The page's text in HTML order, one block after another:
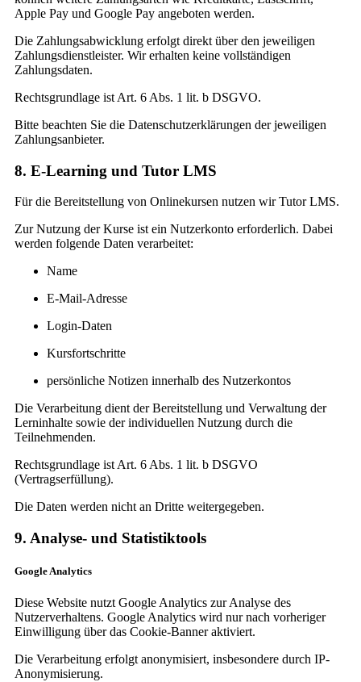
Apple Pay und Google Pay angeboten werden.
Die Zahlungsabwicklung erfolgt direkt über den jeweiligen
Zahlungsdienstleister. Wir erhalten keine vollständigen
Zahlungsdaten.
Rechtsgrundlage ist Art. 6 Abs. 1 lit. b DSGVO.
Bitte beachten Sie die Datenschutzerklärungen der jeweiligen
Zahlungsanbieter.
8. E-Learning und Tutor LMS
Für die Bereitstellung von Onlinekursen nutzen wir Tutor LMS.
Zur Nutzung der Kurse ist ein Nutzerkonto erforderlich. Dabei
werden folgende Daten verarbeitet:
Name
E-Mail-Adresse
Login-Daten
Kursfortschritte
persönliche Notizen innerhalb des Nutzerkontos
Die Verarbeitung dient der Bereitstellung und Verwaltung der
Lerninhalte sowie der individuellen Nutzung durch die
Teilnehmenden.
Rechtsgrundlage ist Art. 6 Abs. 1 lit. b DSGVO
(Vertragserfüllung).
Die Daten werden nicht an Dritte weitergegeben.
9. Analyse- und Statistiktools
Google Analytics
Diese Website nutzt Google Analytics zur Analyse des
Nutzerverhaltens. Google Analytics wird nur nach vorheriger
Einwilligung über das Cookie-Banner aktiviert.
Die Verarbeitung erfolgt anonymisiert, insbesondere durch IP-
Anonymisierung.